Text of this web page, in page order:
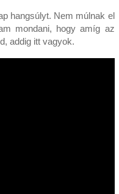
hangsúlyt. Nem múlnak el
mondani, hogy amíg az
addig itt vagyok.